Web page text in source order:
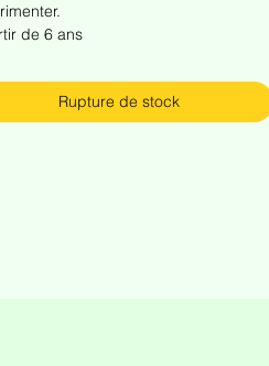
de 6 ans
Rupture de stock